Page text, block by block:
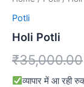
Potli
Holi Potli
₹35,000.00
व्यापार में आ रही